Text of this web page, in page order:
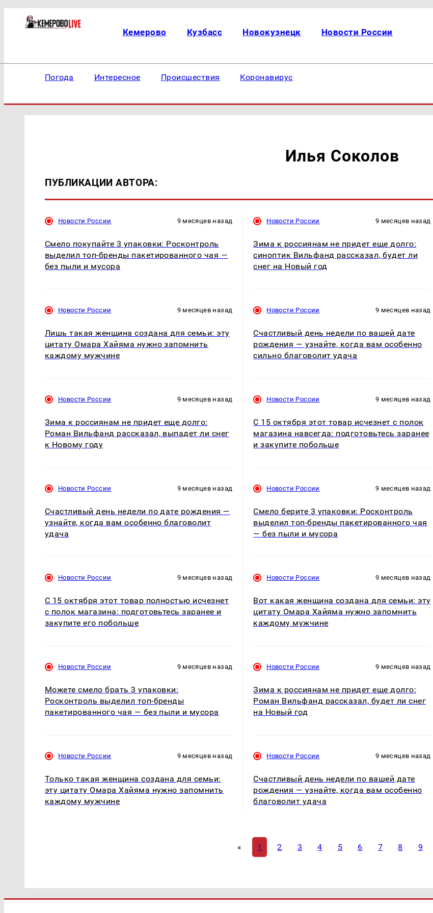
Кемерово Кузбасс Новокузнецк Новости России
Погода Интересное Происшествия Коронавирус
Илья Соколов
ПУБЛИКАЦИИ АВТОРА:
Новости России 9 месяцев назад
Смело покупайте 3 упаковки: Росконтроль
выделил топ-бренды пакетированного чая —
без пыли и мусора
Новости России 9 месяцев назад
Лишь такая женщина создана для семьи: эту
цитату Омара Хайяма нужно запомнить
каждому мужчине
Новости России 9 месяцев назад
Зима к россиянам не придет еще долго:
Роман Вильфанд рассказал, выпадет ли снег
к Новому году
Новости России 9 месяцев назад
Счастливый день недели по дате рождения —
узнайте, когда вам особенно благоволит
удача
Новости России 9 месяцев назад
С 15 октября этот товар полностью исчезнет
с полок магазина: подготовьтесь заранее и
закупите его побольше
Новости России 9 месяцев назад
Можете смело брать 3 упаковки:
Росконтроль выделил топ-бренды
пакетированного чая — без пыли и мусора
Новости России 9 месяцев назад
Только такая женщина создана для семьи:
эту цитату Омара Хайяма нужно запомнить
каждому мужчине
Новости России 9 месяцев назад
Зима к россиянам не придет еще долго:
синоптик Вильфанд рассказал, будет ли
снег на Новый год
Новости России 9 месяцев назад
Счастливый день недели по вашей дате
рождения — узнайте, когда вам особенно
сильно благоволит удача
Новости России 9 месяцев назад
С 15 октября этот товар исчезнет с полок
магазина навсегда: подготовьтесь заранее
и закупите побольше
Новости России 9 месяцев назад
Смело берите 3 упаковки: Росконтроль
выделил топ-бренды пакетированного чая
— без пыли и мусора
Новости России 9 месяцев назад
Вот какая женщина создана для семьи: эту
цитату Омара Хайяма нужно запомнить
каждому мужчине
Новости России 9 месяцев назад
Зима к россиянам не придет еще долго:
Роман Вильфанд рассказал, будет ли снег
на Новый год
Новости России 9 месяцев назад
Счастливый день недели по вашей дате
рождения — узнайте, когда вам особенно
благоволит удача
« 1 2 3 4 5 6 7 8 9